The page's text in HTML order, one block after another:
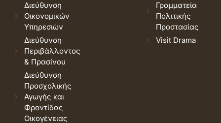
Διεύθυνση
Οικονομικών
Υπηρεσιών
Διεύθυνση
Περιβάλλοντος
& Πρασίνου
Διεύθυνση
Προσχολικής
Αγωγής και
Φροντίδας
Οικογένειας
Γραμματεία
Πολιτικής
Προστασίας
Visit Drama